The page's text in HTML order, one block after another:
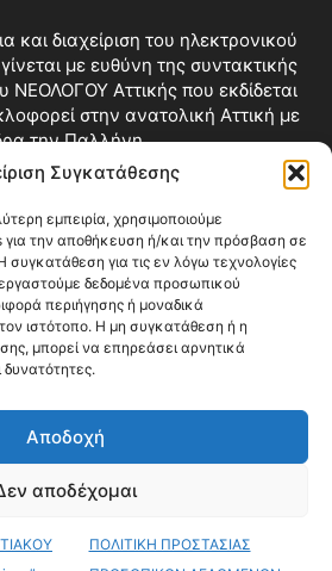
Συγκατάθεσης
εμπειρία, χρησιμοποιούμε
για την αποθήκευση ή/και την πρόσβαση σε
για τις εν λόγω τεχνολογίες
δεδομένα προσωπικού
περιήγησης ή μοναδικά
ιστότοπο. Η μη συγκατάθεση ή η
μπορεί να επηρεάσει αρνητικά
δυνατότητες.
Αποδοχή
αποδέχομαι
ΠΟΛΙΤΙΚΗ ΠΡΟΣΤΑΣΙΑΣ
και διαχείριση του ηλεκτρονικού
με ευθύνη της συντακτικής
ΝΕΟΛΟΓΟΥ Αττικής που εκδίδεται
στην ανατολική Αττική με
την Παλλήνη.
info@neologosattikis.gr
ΜΑΣ
Όροι Χρήσης
ΑΤΤΙΚΗΣ • All Rights Reserved •